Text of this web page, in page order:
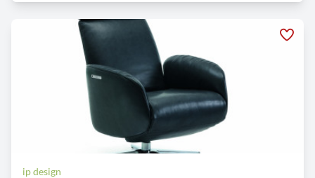
ip design